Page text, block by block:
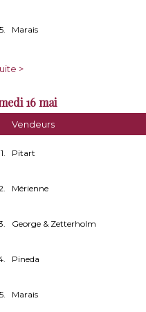
5. Marais
>
16 mai
Vendeurs
1. Pitart
Mérienne
George & Zetterholm
Pineda
5. Marais